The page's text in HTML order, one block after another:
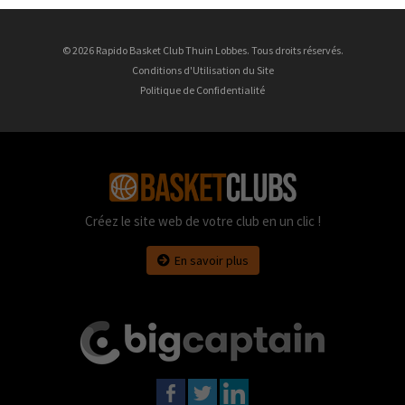
© 2026 Rapido Basket Club Thuin Lobbes. Tous droits réservés.
Conditions d'Utilisation du Site
Politique de Confidentialité
Créez le site web de votre club en un clic !
En savoir plus